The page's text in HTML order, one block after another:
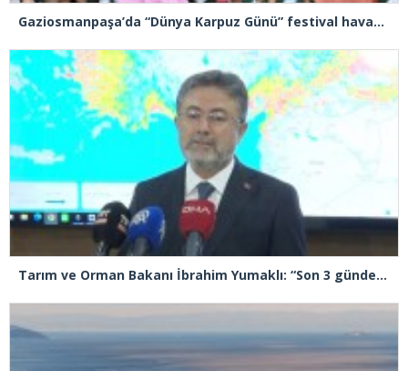
Gaziosmanpaşa’da “Dünya Karpuz Günü” festival havasında kutlandı
Tarım ve Orman Bakanı İbrahim Yumaklı: “Son 3 günde 260 yangına müdahale ettik, 258’i kontrol altına aldık”